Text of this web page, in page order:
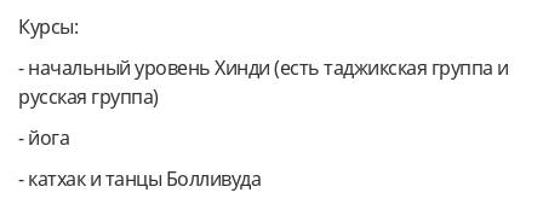
Курсы:
- начальный уровень Хинди (есть таджикская группа и
русская группа)
- йога
- катхак и танцы Болливуда